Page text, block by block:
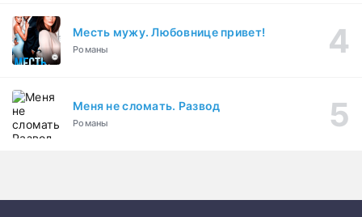
Месть мужу. Любовнице привет!
Романы
Меня не сломать. Развод
Романы